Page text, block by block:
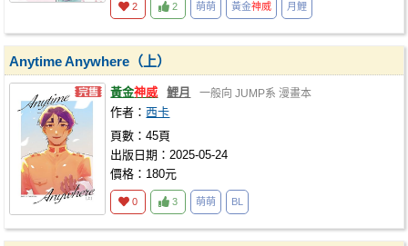
2 2 萌萌 黃金神威 月鯉
Anytime Anywhere（上）
黃金神威 鯉月 一般向 JUMP系 漫畫本
作者：西卡
頁數：45頁
出版日期：2025-05-24
價格：180元
0 3 萌萌 BL